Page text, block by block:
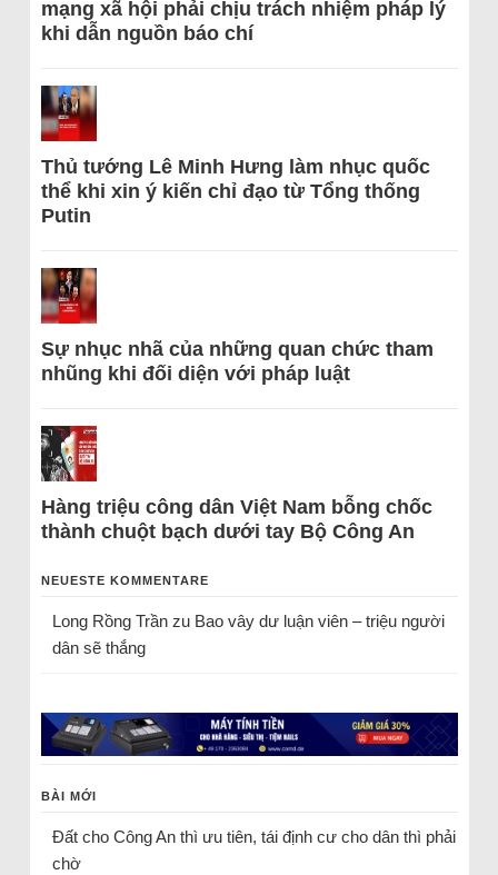
mạng xã hội phải chịu trách nhiệm pháp lý
khi dẫn nguồn báo chí
Thủ tướng Lê Minh Hưng làm nhục quốc
thể khi xin ý kiến chỉ đạo từ Tổng thống
Putin
Sự nhục nhã của những quan chức tham
nhũng khi đối diện với pháp luật
Hàng triệu công dân Việt Nam bỗng chốc
thành chuột bạch dưới tay Bộ Công An
NEUESTE KOMMENTARE
Long Rồng Trầnzu Bao vây dư luận viên – triệu người
dân sẽ thắng
BÀI MỚI
Đất cho Công An thì ưu tiên, tái định cư cho dân thì phải
chờ